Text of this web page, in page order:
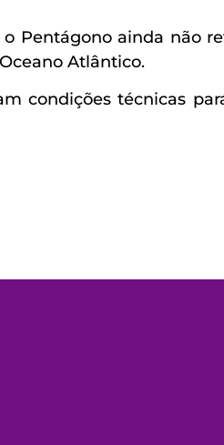
Pentágono ainda não
Atlântico.
condições técnicas